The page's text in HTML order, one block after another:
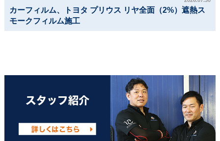
カーフィルム、トヨタ プリウス リヤ全面（2%）遮熱ス
モークフィルム施工